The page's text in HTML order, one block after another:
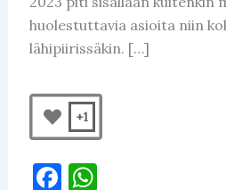
huolestuttavia asioita niin
lähipiirissäkin. […]
+1
F W